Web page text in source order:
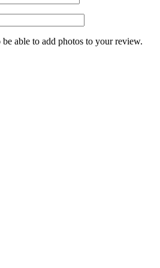
able to add photos to your review.